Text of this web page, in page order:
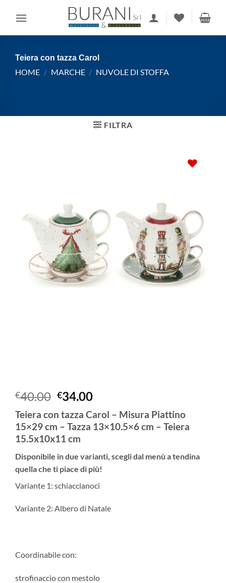
Teiera con tazza Carol
HOME / MARCHE / NUVOLE DI STOFFA
FILTRA
€40.00 Il
prezzo
originale
era:
€40.00.
€34.00Il
prezzo
attuale
è:
Teiera con tazza Carol – Misura Piattino
15×29 cm – Tazza 13×10.5×6 cm – Teiera
15.5x10x11 cm
Disponibile in due varianti, scegli dal menù a tendina
quella che ti piace di più!
Variante 1: schiaccianoci
Variante 2: Albero di Natale
Coordinabile con:
strofinaccio con mestolo